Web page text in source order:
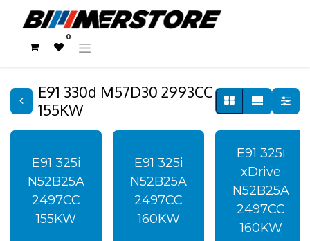
0
E91 330d M57D30 2993CC
155KW
E91 325i
N52B25A
2497CC
155KW
E91 325i
N52B25A
2497CC
160KW
E91 325i
xDrive
N52B25A
2497CC
160KW